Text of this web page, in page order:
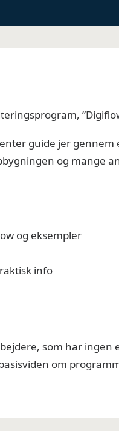
guide jer
og mange
og eksempler
info
som har ingen
om